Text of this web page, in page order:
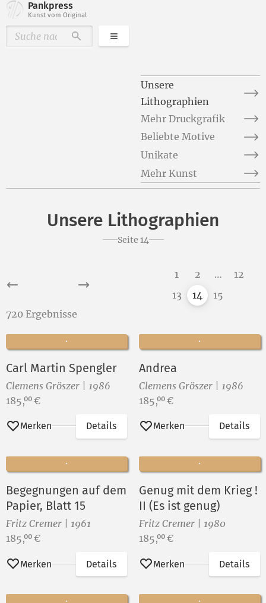
Pankpress
Kunst vom Original
DurchsuchenKategorien
Unsere
Lithographien
Mehr Druckgrafik
Beliebte Motive
Unikate
Mehr Kunst
Unsere Lithographien
Seite 14
1 2 …
12
13
14
15
720 Ergebnisse
Carl Martin Spengler
Clemens Gröszer | 1986
Preis:
185,00 €
Merken Details
Andrea
Clemens Gröszer | 1986
Preis:
185,00 €
Merken Details
Begegnungen auf dem
Papier, Blatt 15
Fritz Cremer | 1961
Preis:
185,00 €
Merken Details
Genug mit dem Krieg !
II (Es ist genug)
Fritz Cremer | 1980
Preis:
185,00 €
Merken Details